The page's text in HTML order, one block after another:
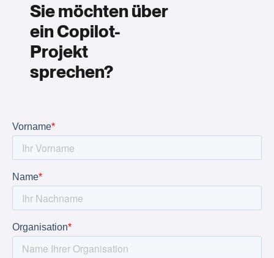
Sie möchten über
ein Copilot-
Projekt
sprechen?